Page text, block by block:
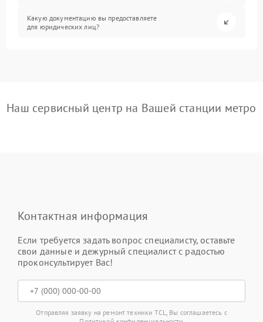
Какую документацию вы предоставляете
для юридических лиц?
Наш сервисный центр на Вашей станции метро
Контактная информация
Если требуется задать вопрос специалисту, оставьте
свои данные и дежурный специалист с радостью
проконсультирует Вас!
Отправляя заявку на ремонт техники TCL, Вы соглашаетесь с